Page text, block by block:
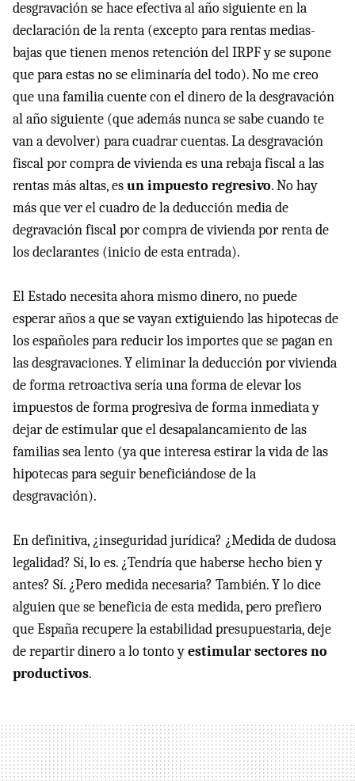
desgravación se hace efectiva al año siguiente en la
declaración de la renta (excepto para rentas medias-
bajas que tienen menos retención delIRPFy se supone
que para estas no se eliminaría del todo). No me creo
que una familia cuente con el dinero de la desgravación
al año siguiente (que además nunca se sabe cuando te
van a devolver) para cuadrar cuentas. La desgravación
fiscal por compra de vivienda es una rebaja fiscal a las
rentas más altas, esun impuesto regresivo. No hay
más que ver el cuadro de la deducción media de
degravación fiscal por compra de vivienda por renta de
los declarantes (inicio de esta entrada).
El Estado necesita ahora mismo dinero, no puede
esperar años a que se vayan extiguiendo las hipotecas de
los españoles para reducir los importes que se pagan en
las desgravaciones. Y eliminar la deducción por vivienda
de forma retroactiva sería una forma de elevar los
impuestos de forma progresiva de forma inmediata y
dejar de estimular que el desapalancamiento de las
familias sea lento (ya que interesa estirar la vida de las
hipotecas para seguir beneficiándose de la
desgravación).
En definitiva, ¿inseguridad jurídica? ¿Medida de dudosa
legalidad? Sí, lo es. ¿Tendría que haberse hecho bien y
antes? Sí. ¿Pero medida necesaria? También. Y lo dice
alguien que se beneficia de esta medida, pero prefiero
que España recupere la estabilidad presupuestaria, deje
de repartir dinero a lo tonto yestimular sectores no
productivos.